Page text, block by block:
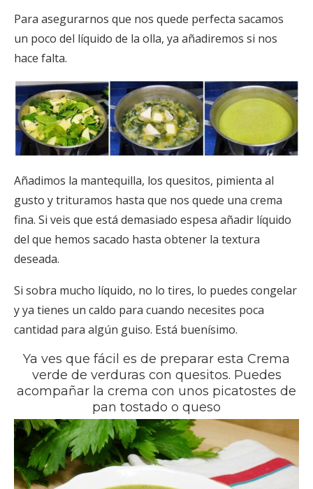
Para asegurarnos que nos quede perfecta sacamos
un poco del líquido de la olla, ya añadiremos si nos
hace falta.
Añadimos la mantequilla, los quesitos, pimienta al
gusto y trituramos hasta que nos quede una crema
fina. Si veis que está demasiado espesa añadir líquido
del que hemos sacado hasta obtener la textura
deseada.
Si sobra mucho líquido, no lo tires, lo puedes congelar
y ya tienes un caldo para cuando necesites poca
cantidad para algún guiso. Está buenísimo.
Ya ves que fácil es de preparar esta Crema
verde de verduras con quesitos. Puedes
acompañar la crema con unos picatostes de
pan tostado o queso